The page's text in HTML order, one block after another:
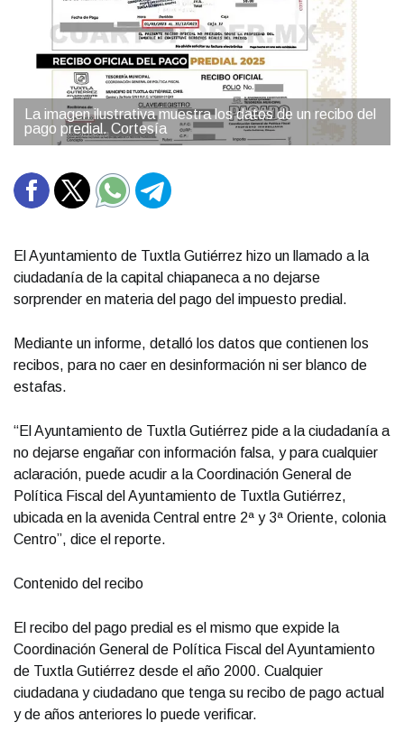
La imagen ilustrativa muestra los datos de un recibo del
pago predial. Cortesía
El Ayuntamiento de Tuxtla Gutiérrez hizo un llamado a la
ciudadanía de la capital chiapaneca a no dejarse
sorprender en materia del pago del impuesto predial.
Mediante un informe, detalló los datos que contienen los
recibos, para no caer en desinformación ni ser blanco de
estafas.
“El Ayuntamiento de Tuxtla Gutiérrez pide a la ciudadanía a
no dejarse engañar con información falsa, y para cualquier
aclaración, puede acudir a la Coordinación General de
Política Fiscal del Ayuntamiento de Tuxtla Gutiérrez,
ubicada en la avenida Central entre 2ª y 3ª Oriente, colonia
Centro”, dice el reporte.
Contenido del recibo
El recibo del pago predial es el mismo que expide la
Coordinación General de Política Fiscal del Ayuntamiento
de Tuxtla Gutiérrez desde el año 2000. Cualquier
ciudadana y ciudadano que tenga su recibo de pago actual
y de años anteriores lo puede verificar.